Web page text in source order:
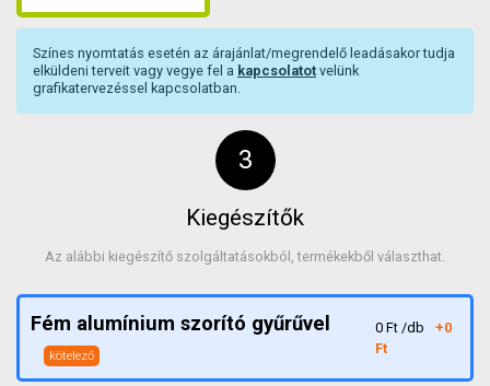
Színes nyomtatás esetén az árajánlat/megrendelő leadásakor tudja
elküldeni terveit vagy vegye fel a kapcsolatot velünk
grafikatervezéssel kapcsolatban.
Kiegészítők
Az alábbi kiegészítő szolgáltatásokból, termékekből választhat.
Fém alumínium szorító gyűrűvel
kötelező
0Ft /db +0
Ft